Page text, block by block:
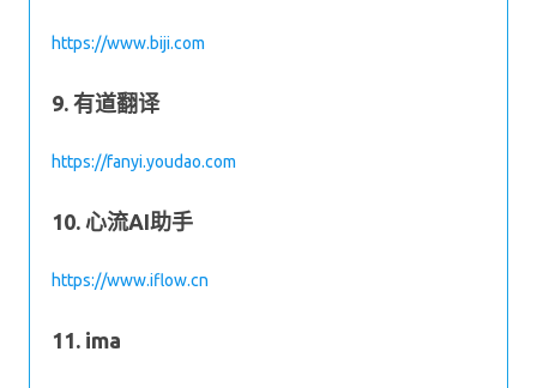
https://www.biji.com
9. 有道翻译
https://fanyi.youdao.com
10. 心流AI助手
https://www.iflow.cn
11. ima